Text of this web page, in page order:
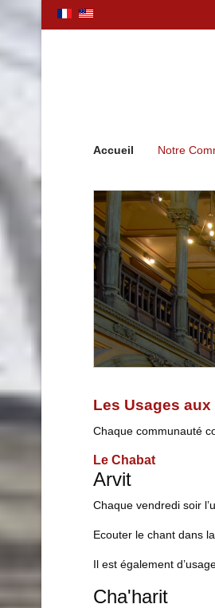
Accueil Notre
Les Usages
Chaque communauté
Le Chabat
Arvit
Chaque vendredi soir
Ecouter le chant dans
Il est également
Cha'harit